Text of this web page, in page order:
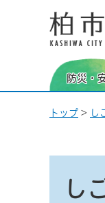
柏市 つ
防災・
トップ > し
し